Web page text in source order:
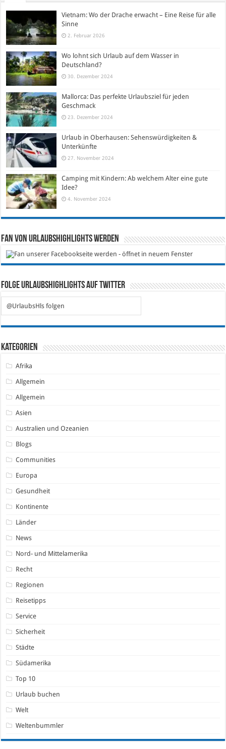
Vietnam: Wo der Drache erwacht – Eine Reise für alle
Sinne
2. Februar 2026
Wo lohnt sich Urlaub auf dem Wasser in
Deutschland?
30. Dezember 2024
Mallorca: Das perfekte Urlaubsziel für jeden
Geschmack
23. Dezember 2024
Urlaub in Oberhausen: Sehenswürdigkeiten &
Unterkünfte
27. November 2024
Camping mit Kindern: Ab welchem Alter eine gute
Idee?
4. November 2024
Fan von Urlaubshighlights werden
Folge Urlaubshighlights auf Twitter
@UrlaubsHls folgen
Kategorien
Afrika
Allgemein
Allgemein
Asien
Australien und Ozeanien
Blogs
Communities
Europa
Gesundheit
Kontinente
Länder
News
Nord- und Mittelamerika
Recht
Regionen
Reisetipps
Service
Sicherheit
Städte
Südamerika
Top 10
Urlaub buchen
Welt
Weltenbummler